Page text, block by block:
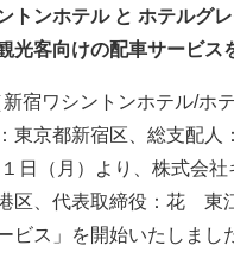
トンホテル と ホテルグ
光客向けの配車サービ
宿ワシントンホテル/ホ
東京都新宿区、総支配人
日（月）より、株式会社
区、代表取締役：花 東
ビス」を開始いたしまし